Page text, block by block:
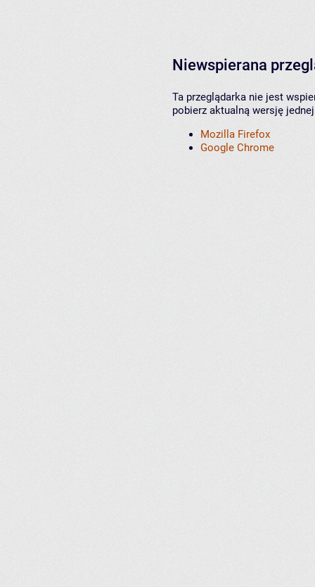
Niewspierana
Ta przeglądarka nie jest
pobierz aktualną wersję
Mozilla Firefox
Google Chrome